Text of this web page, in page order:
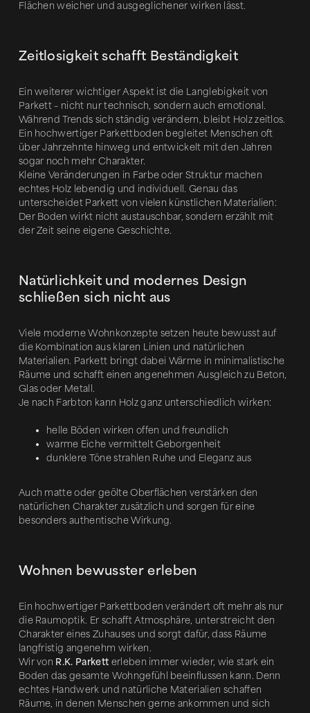
Flächen weicher und ausgeglichener wirken lässt.
Zeitlosigkeit schafft Beständigkeit
Ein weiterer wichtiger Aspekt ist die Langlebigkeit von
Parkett – nicht nur technisch, sondern auch emotional.
Während Trends sich ständig verändern, bleibt Holz zeitlos.
Ein hochwertiger Parkettboden begleitet Menschen oft
über Jahrzehnte hinweg und entwickelt mit den Jahren
sogar noch mehr Charakter.
Kleine Veränderungen in Farbe oder Struktur machen
echtes Holz lebendig und individuell. Genau das
unterscheidet Parkett von vielen künstlichen Materialien:
Der Boden wirkt nicht austauschbar, sondern erzählt mit
der Zeit seine eigene Geschichte.
Natürlichkeit und modernes Design
schließen sich nicht aus
Viele moderne Wohnkonzepte setzen heute bewusst auf
die Kombination aus klaren Linien und natürlichen
Materialien. Parkett bringt dabei Wärme in minimalistische
Räume und schafft einen angenehmen Ausgleich zu Beton,
Glas oder Metall.
Je nach Farbton kann Holz ganz unterschiedlich wirken:
helle Böden wirken offen und freundlich
warme Eiche vermittelt Geborgenheit
dunklere Töne strahlen Ruhe und Eleganz aus
Auch matte oder geölte Oberflächen verstärken den
natürlichen Charakter zusätzlich und sorgen für eine
besonders authentische Wirkung.
Wohnen bewusster erleben
Ein hochwertiger Parkettboden verändert oft mehr als nur
die Raumoptik. Er schafft Atmosphäre, unterstreicht den
Charakter eines Zuhauses und sorgt dafür, dass Räume
langfristig angenehm wirken.
Wir von R.K. Parkett erleben immer wieder, wie stark ein
Boden das gesamte Wohngefühl beeinflussen kann. Denn
echtes Handwerk und natürliche Materialien schaffen
Räume, in denen Menschen gerne ankommen und sich